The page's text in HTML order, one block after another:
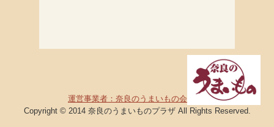
運営事業者：奈良のうまいもの会
Copyright © 2014 奈良のうまいものプラザ All Rights Reserved.